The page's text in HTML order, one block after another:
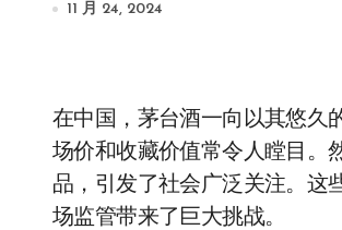
11 月 24, 2024
在中国，茅台酒一向以其悠久
场价和收藏价值常令人瞠目。
品，引发了社会广泛关注。这
场监管带来了巨大挑战。